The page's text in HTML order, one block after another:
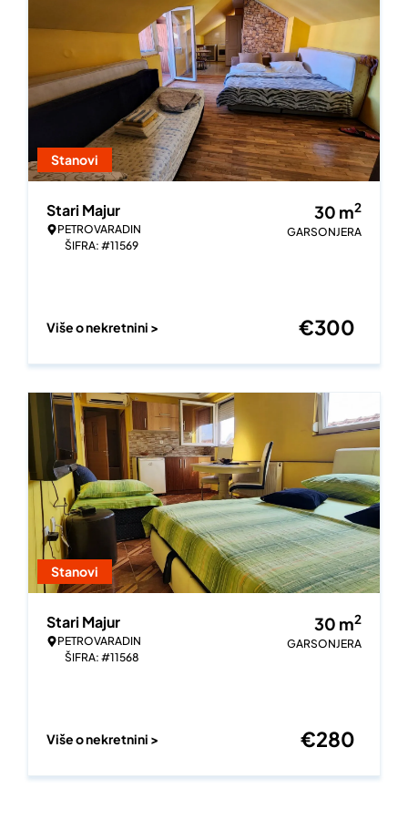
Stanovi
Stari Majur
PETROVARADIN
ŠIFRA: #11569
30 m2
GARSONJERA
Više o nekretnini > €300
Stanovi
Stari Majur
PETROVARADIN
ŠIFRA: #11568
30 m2
GARSONJERA
Više o nekretnini > €280